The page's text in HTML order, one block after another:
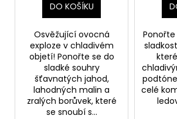
DO KOŠÍKU
Osvěžující ovocná
exploze v chladivém
objetí! Ponořte se do
sladké souhry
šťavnatých jahod,
lahodných malin a
zralých borůvek, které
se snoubí s...
celé